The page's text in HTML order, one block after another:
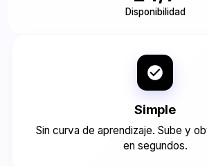
Disponibilidad
Simple
Sin curva de aprendizaje. Sube y
en segundos.